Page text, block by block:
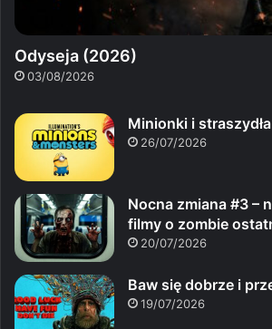
Odyseja (2026)
03/08/2026
Minionki i
26/07/2026
Nocna zmiana #3 –
filmy o zombie
20/07/2026
Baw się dobrze i
19/07/2026